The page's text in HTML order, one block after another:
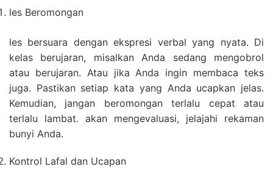
les Beromongan
les bersuara dengan ekspresi verbal yang nyata. Di
kelas berujaran, misalkan Anda sedang mengobrol
atau berujaran. Atau jika Anda ingin membaca teks
juga. Pastikan setiap kata yang Anda ucapkan jelas.
Kemudian, jangan beromongan terlalu cepat atau
terlalu lambat. akan mengevaluasi, jelajahi rekaman
bunyi Anda.
Kontrol Lafal dan Ucapan